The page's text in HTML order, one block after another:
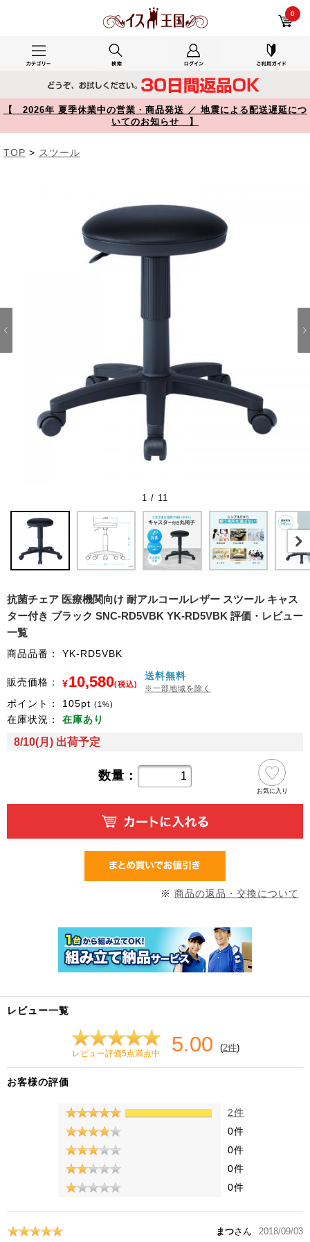
0
【 2026年 夏季休業中の営業・商品発送 ／ 地震による配送遅延につ
いてのお知らせ 】
TOP > スツール
1 / 11
抗菌チェア 医療機関向け 耐アルコールレザー スツール キャス
ター付き ブラック SNC-RD5VBK YK-RD5VBK 評価・レビュー
一覧
商品品番： YK-RD5VBK
販売価格： ¥10,580(税込)
送料無料
※一部地域を除く
ポイント： 105pt (1%)
在庫状況： 在庫あり
8/10(月) 出荷予定
数量：
お気に入り
※ 商品の返品・交換について
レビュー一覧
レビュー評価5点満点中 5.00 (2件)
お客様の評価
2件
0件
0件
0件
0件
まつさん 2018/09/03